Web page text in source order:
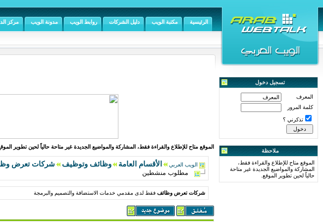
الرئيسية مكتبة الويب دليل الشركات روابط الويب مدونة الويب مركز
تسجيل دخول
المعرف
كلمة المرور
تذكرني ؟
ملاحظة
الموقع متاح للإطلاع والقراءة فقط،
المشاركة والمواضيع الجديدة غير متاحة
حالياً لحين تطوير الموقع.
الموقع متاح للإطلاع والقراءة فقط، المشاركة والمواضيع الجديدة غير متاحة حالياً لحين تطوير
الويب العربي الأقسام العامة وظائف وتوظيف شركات تعرض
مطلوب منشطين
شركات تعرض وظائف فقط لدى مقدمي خدمات الاستضافة والتصميم والبرمجة